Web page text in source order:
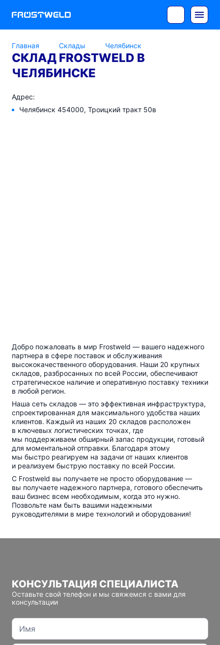
Главная Склады Челябинск
СКЛАД FROSTWELD В
ЧЕЛЯБИНСКЕ
Адрес:
Челябинск 454000, Троицкий тракт 50в
Добро пожаловать в мир Frostweld — вашего надежного
партнера в сфере поставок и обслуживания
высококачественного оборудования. Наши 20 крупных
складов, разбросанных по всей России, обеспечивают
стратегическое наличие и оперативную поставку техники
в любой регион.
Наша сеть складов — это эффективная инфраструктура,
спроектированная для максимального удобства наших
клиентов. Каждый из наших 20 складов расположен
в ключевых логистических точках, где
мы поддерживаем обширный запас продукции, готовый
для моментальной отправки. Благодаря этому
мы быстро реагируем на задачи от наших клиентов
и реализуем быструю поставку по всей России.
С Frostweld вы получаете не просто оборудование —
вы получаете надежного партнера, готового обеспечить
ваш бизнес всем необходимым, когда это нужно.
Позвольте нам быть вашими надежными
руководителями в мире технологий и оборудования!
КОНСУЛЬТАЦИЯ СПЕЦИАЛИСТА
Оставьте свой телефон и мы свяжемся с вами для
консультации